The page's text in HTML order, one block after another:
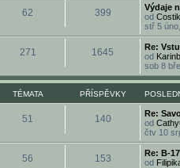
62 399
Výdaje
od Costik
stř 5
271 1645
Re:
od
sob 8
TÉMATA PŘÍSPĚVKY
51 140
Re:
od
čtv 10
56 153
Re: B-
od